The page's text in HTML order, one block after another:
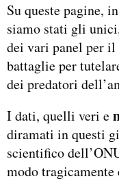
Su queste pagine,
siamo stati gli
dei vari panel per
battaglie per
dei predatori
I dati, quelli veri e
diramati in questi
scientifico
modo tragicamente